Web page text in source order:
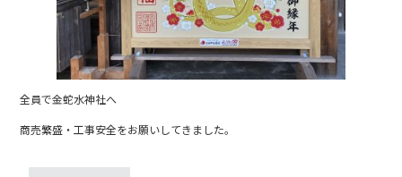
全員で金蛇水神社へ
商売繁盛・工事安全をお願いしてきました。